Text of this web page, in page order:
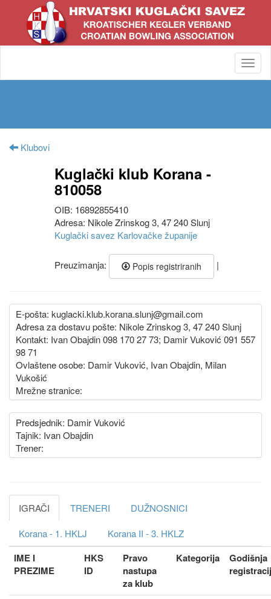
Klubovi
Kuglački klub Korana -
810058
OIB: 16892855410
Adresa: Nikole Zrinskog 3, 47 240 Slunj
Kuglački savez Karlovačke županije
Preuzimanja: Popis registriranih |
E-pošta: kuglacki.klub.korana.slunj@gmail.com
Adresa za dostavu pošte: Nikole Zrinskog 3, 47 240 Slunj
Kontakt: Ivan Obajdin 098 170 27 73; Damir Vuković 091 557
98 71
Ovlaštene osobe: Damir Vuković, Ivan Obajdin, Milan
Vukošić
Mrežne stranice:
Predsjednik: Damir Vuković
Tajnik: Ivan Obajdin
Trener:
IGRAČI TRENERI
DUŽNOSNICI
Korana - 1. HKLJ
Korana II - 3. HKLZ
IME I
PREZIME
HKS
ID
Pravo
nastupa
za klub
Kategorija
Godišnja